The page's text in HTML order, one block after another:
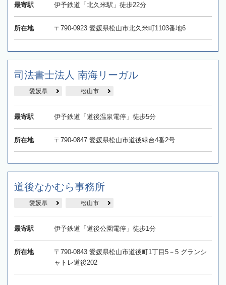
最寄駅 伊予鉄道「北久米駅」徒歩22分
所在地 〒790-0923 愛媛県松山市北久米町1103番地6
司法書士法人 南海リーガル
愛媛県 松山市
最寄駅 伊予鉄道「道後温泉電停」徒歩5分
所在地 〒790-0847 愛媛県松山市道後緑台4番2号
道後なかむら事務所
愛媛県 松山市
最寄駅 伊予鉄道「道後公園電停」徒歩1分
所在地
〒790-0843 愛媛県松山市道後町1丁目5－5 グランシ
ャトレ道後202